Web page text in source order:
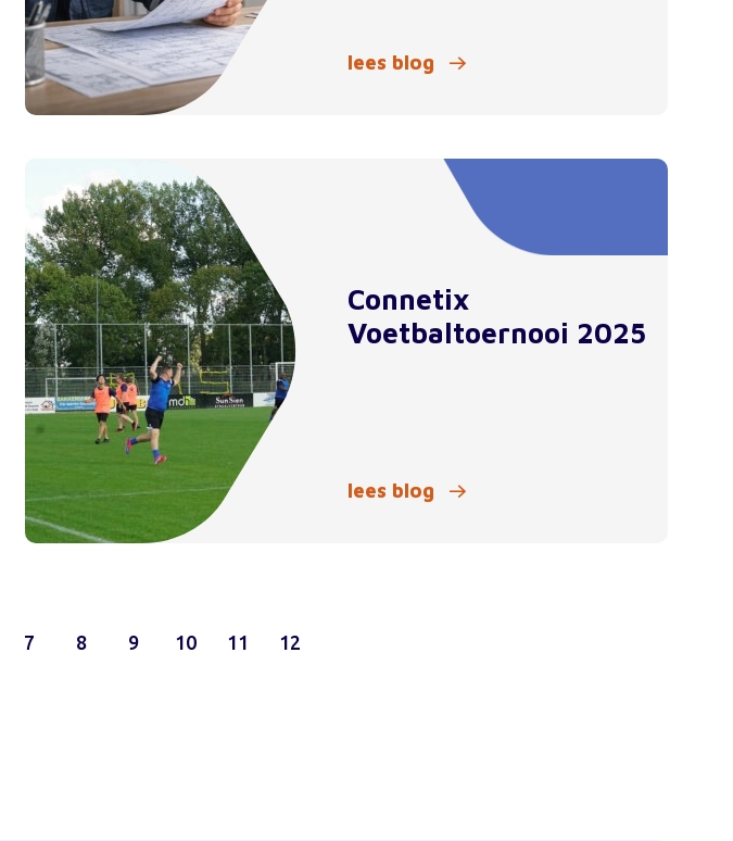
lees blog
Connetix
Voetbaltoernooi 2025
lees blog
7 8 9 10 11 12